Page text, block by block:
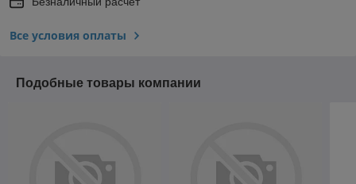
Все условия оплаты
Подобные товары компании